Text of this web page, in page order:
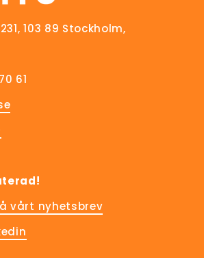
103 89 Stockholm,
61
vårt nyhetsbrev